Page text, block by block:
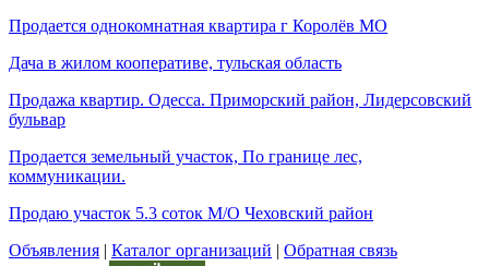
Продается однокомнатная квартира г Королёв МО
Дача в жилом кооперативе, тульская область
Продажа квартир. Одесса. Приморский район, Лидерсовский
бульвар
Продается земельный участок, По границе лес,
коммуникации.
Продаю участок 5.3 соток М/О Чеховский район
Объявления | Каталог организаций | Обратная связь